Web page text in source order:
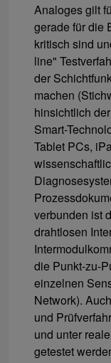
Analoges gilt
gerade für die
kritisch sind
line"
der
machen
hinsichtlich
Smart-
Tablet PCs,
verbunden ist
drahtlosen
die Punkt-zu-
einzelnen
Network).
und
und unter
getestet